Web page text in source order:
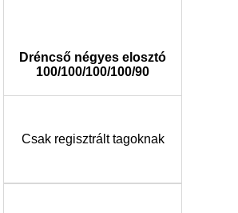
Dréncső négyes elosztó
100/100/100/100/90
Csak regisztrált tagoknak